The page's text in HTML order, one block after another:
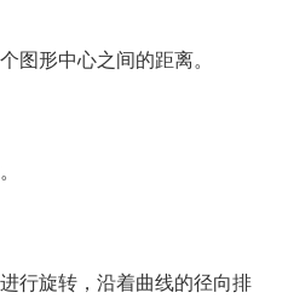
图形中心之间的距离。
行旋转，沿着曲线的径向排